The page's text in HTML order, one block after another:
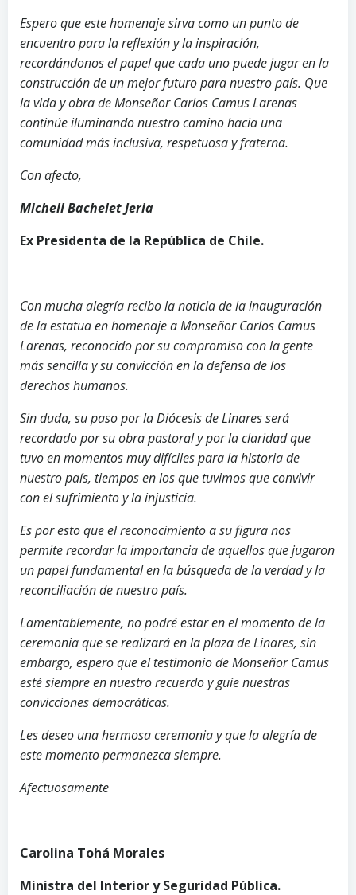
Espero que este homenaje sirva como un punto de
encuentro para la reflexión y la inspiración,
recordándonos el papel que cada uno puede jugar en la
construcción de un mejor futuro para nuestro país. Que
la vida y obra de Monseñor Carlos Camus Larenas
continúe iluminando nuestro camino hacia una
comunidad más inclusiva, respetuosa y fraterna.
Con afecto,
Michell Bachelet Jeria
Ex Presidenta de la República de Chile.
Con mucha alegría recibo la noticia de la inauguración
de la estatua en homenaje a Monseñor Carlos Camus
Larenas, reconocido por su compromiso con la gente
más sencilla y su convicción en la defensa de los
derechos humanos.
Sin duda, su paso por la Diócesis de Linares será
recordado por su obra pastoral y por la claridad que
tuvo en momentos muy difíciles para la historia de
nuestro país, tiempos en los que tuvimos que convivir
con el sufrimiento y la injusticia.
Es por esto que el reconocimiento a su figura nos
permite recordar la importancia de aquellos que jugaron
un papel fundamental en la búsqueda de la verdad y la
reconciliación de nuestro país.
Lamentablemente, no podré estar en el momento de la
ceremonia que se realizará en la plaza de Linares, sin
embargo, espero que el testimonio de Monseñor Camus
esté siempre en nuestro recuerdo y guíe nuestras
convicciones democráticas.
Les deseo una hermosa ceremonia y que la alegría de
este momento permanezca siempre.
Afectuosamente
Carolina Tohá Morales
Ministra del Interior y Seguridad Pública.